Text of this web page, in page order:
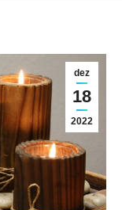
dez
18
2022